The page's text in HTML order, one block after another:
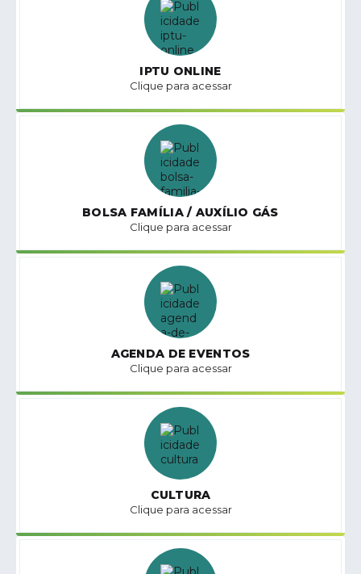
IPTU ONLINE
Clique para acessar
BOLSA FAMÍLIA / AUXÍLIO GÁS
Clique para acessar
AGENDA DE EVENTOS
Clique para acessar
CULTURA
Clique para acessar